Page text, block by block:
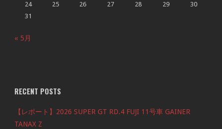
24
25 26 27 28 29
30
31
« 5月
RECENT POSTS
【レポート】2026 SUPER GT RD.4 FUJI 11号車 GAINER
TANAX Z